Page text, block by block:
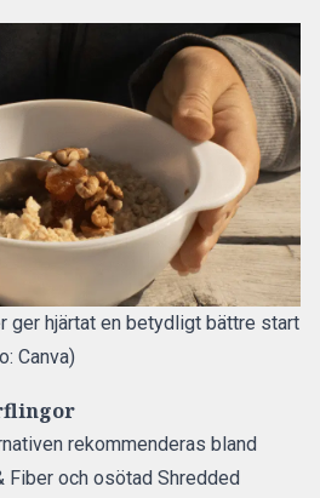
ger hjärtat en betydligt bättre start
Canva)
rekommenderas bland
Fiber och osötad Shredded